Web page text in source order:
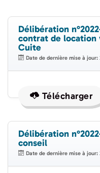
Délibération
contrat de location
Cuite
Date de dernière mise à jour:
Télécharger
Délibération
conseil
Date de dernière mise à jour: